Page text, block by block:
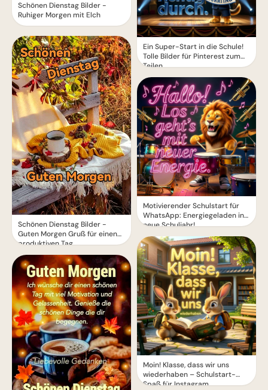
Schönen Dienstag Bilder -
Ruhiger Morgen mit Elch
Schönen Dienstag Bilder -
Guten Morgen Gruß für einen
produktiven Tag
Ein Super-Start in die Schule!
Tolle Bilder für Pinterest zum
Teilen.
Motivierender Schulstart für
WhatsApp: Energiegeladen ins
neue Schuljahr!
Moin! Klasse, dass wir uns
wiederhaben – Schulstart-
Spaß für Instagram